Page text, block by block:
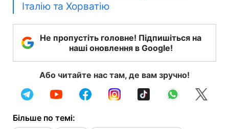
Італію та Хорватію
Не пропустіть головне! Підпишіться на
наші оновлення в Google!
Або читайте нас там, де вам зручно!
Більше по темі: